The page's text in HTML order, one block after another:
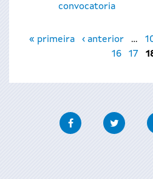
convocatoria
Páxinas
« primeira ‹ anterior …
16
17
Facebook